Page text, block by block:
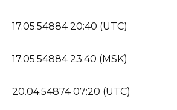
17.05.54884 20:40 (UTC)
17.05.54884 23:40 (MSK)
20.04.54874 07:20 (UTC)